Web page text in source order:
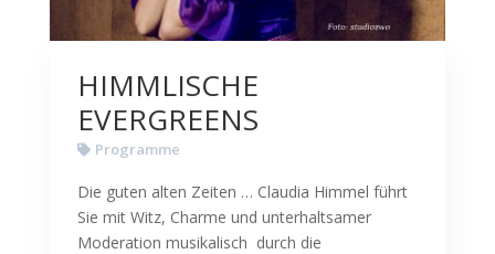
HIMMLISCHE
EVERGREENS
Programme
Die guten alten Zeiten … Claudia Himmel führt
Sie mit Witz, Charme und unterhaltsamer
Moderation musikalisch durch die